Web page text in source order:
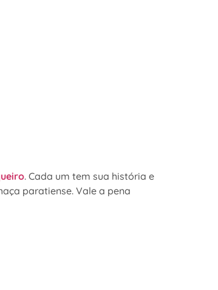
. Cada um tem sua história e
paratiense. Vale a pena